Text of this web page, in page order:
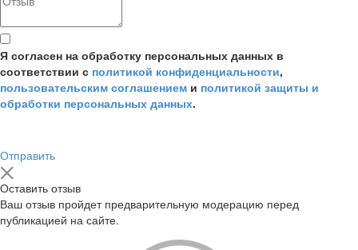
Я согласен на обработку персональных данных в
соответствии с политикой конфиденциальности,
пользовательским соглашением и политикой защиты и
обработки персональных данных.
Отправить
Оставить отзыв
Ваш отзыв пройдет предварительную модерацию перед
публикацией на сайте.